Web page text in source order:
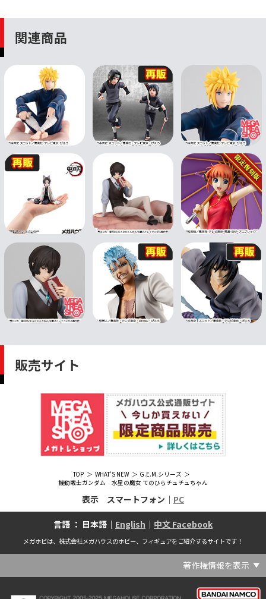
関連商品
販売サイト
TOP WHAT'S NEW
G.E.M.シリーズ
機動戦士ガンダム 水星の魔女 てのひらチュチュちゃん
表示 スマートフォン｜ PC
言語 ： 日本語｜ English ｜ 中文 Facebook
メガホビは、株式会社メガハウスのホビー、フィギュアをご紹介するサイトです！
著作権情報を表示